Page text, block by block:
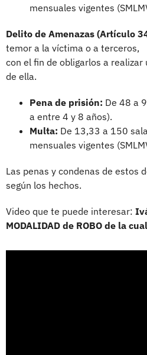
mensuales vigentes
Delito de Amenazas (Artículo
temor a la víctima o a terceros,
con el fin de obligarlos a
de ella.
Pena de prisión: De 48 a
a entre 4 y 8 años).
Multa: De 13,33 a 150
mensuales vigentes
Las penas y condenas de estos
según los hechos.
Video que te puede interesar:
MODALIDAD de ROBO de la